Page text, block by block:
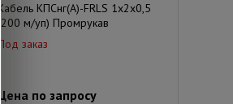
Кабель КПСнг(А)-FRLS 1х2х0,5
(200 м/уп) Промрукав
Под заказ
Цена по запросу